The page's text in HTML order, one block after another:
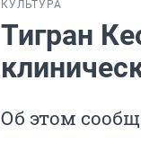
КУЛЬТУРА
Тигран
Об этом